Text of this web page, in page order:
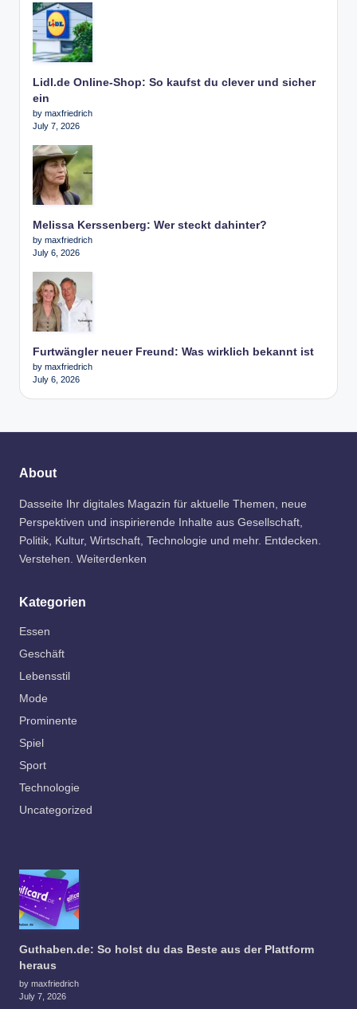
Lidl.de Online-Shop: So kaufst du clever und sicher
ein
by maxfriedrich
July 7, 2026
Melissa Kerssenberg: Wer steckt dahinter?
by maxfriedrich
July 6, 2026
Furtwängler neuer Freund: Was wirklich bekannt ist
by maxfriedrich
July 6, 2026
About
Dasseite Ihr digitales Magazin für aktuelle Themen, neue
Perspektiven und inspirierende Inhalte aus Gesellschaft,
Politik, Kultur, Wirtschaft, Technologie und mehr. Entdecken.
Verstehen. Weiterdenken
Kategorien
Essen
Geschäft
Lebensstil
Mode
Prominente
Spiel
Sport
Technologie
Uncategorized
Guthaben.de: So holst du das Beste aus der Plattform
heraus
by maxfriedrich
July 7, 2026